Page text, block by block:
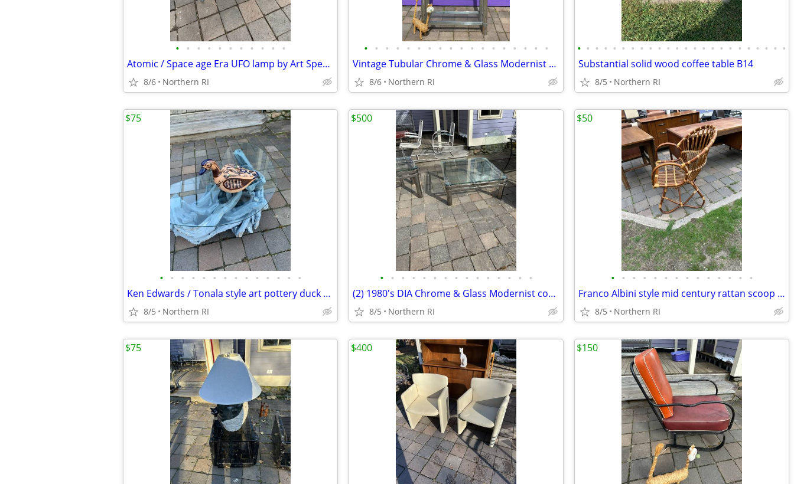
• • • • • • • • • • •
Atomic / Space age Era UFO lamp by Art Specialty Co. A25
8/6 Northern RI
• • • • • • • • • • • • • • • • • •
Vintage Tubular Chrome & Glass Modernist etagere / shelf A175
8/6 Northern RI
• • • • • • • • • • • • • • • • • • • • • • • •
Substantial solid wood coffee table B14
8/5 Northern RI
• • • • • • • • • • • • • •
Ken Edwards / Tonala style art pottery duck A462
8/5 Northern RI
$75
• • • • • • • • • • • • • • •
(2) 1980's DIA Chrome & Glass Modernist coffee / side table B49
8/5 Northern RI
$500
• • • • • • • • • • • • • •
Franco Albini style mid century rattan scoop chair A3
8/5 Northern RI
$50
$75 $400 $150